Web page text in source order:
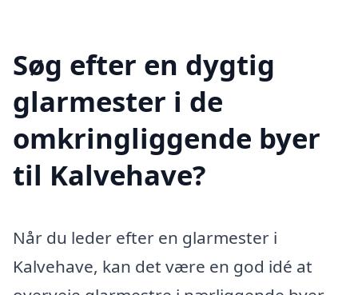
Søg efter en dygtig
glarmester i de
omkringliggende byer
til Kalvehave?
Når du leder efter en glarmester i
Kalvehave, kan det være en god idé at